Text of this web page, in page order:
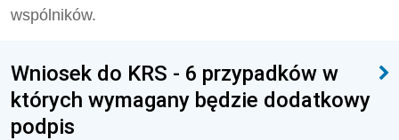
wspólników.
Wniosek do KRS - 6 przypadków w
których wymagany będzie dodatkowy
podpis